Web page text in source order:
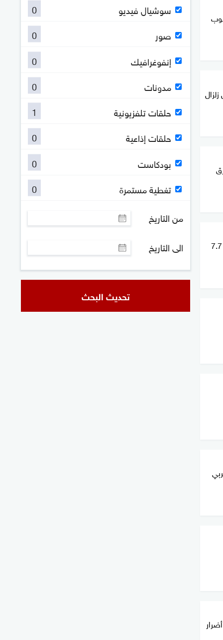
تحذير من تسونامي بعد زلزال بقوة 7.7
سوشيال فيديو
0
صور
0
إنفوغرافيك
0
مدونات
0
حلقات تلفزيونية
1
حلقات إذاعية
0
بودكاست
0
تغطية مستمرة
0
من التاريخ
الى التاريخ
تحديث البحث